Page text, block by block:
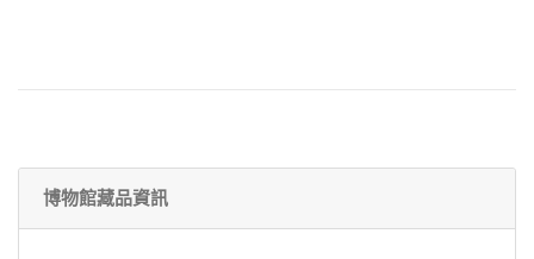
博物館藏品資訊